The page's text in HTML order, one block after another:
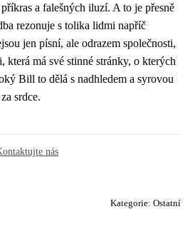
a falešných iluzí. A to je přesně
rezonuje s tolika lidmi napříč
jen písní, ale odrazem společnosti,
která má své stinné stránky, o kterých
Bill to dělá s nadhledem a syrovou
srdce.
nás
Kategorie: Ostatní